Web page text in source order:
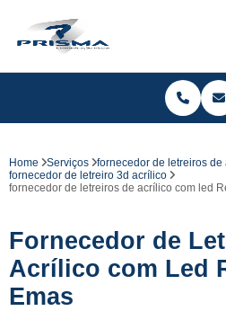
Home Serviços
fornecedor de letreiros de
fornecedor de letreiro 3d acrílico
fornecedor de letreiros de acrílico com led
Fornecedor de
Acrílico com Led
Emas